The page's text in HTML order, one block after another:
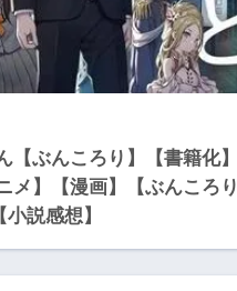
【ぶんころり】【書籍化】
メ】【漫画】【ぶんころり
説感想】